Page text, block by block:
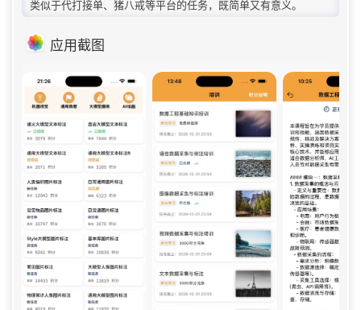
类似于代打接单、猪八戒等平台的任务，既简单又有意义。
应用截图